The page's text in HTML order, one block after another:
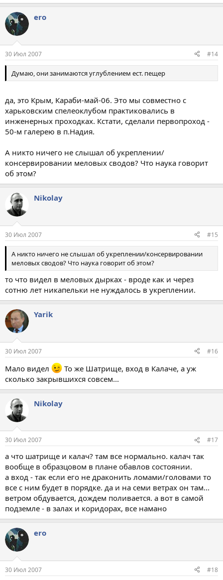
ero
30 Июл 2007 #14
Думаю, они занимаются углублением ест. пещер
да, это Крым, Караби-май-06. Это мы совместно с
харьковским спелеоклубом практиковались в
инженерных проходках. Кстати, сделали первопроход -
50-м галерею в п.Надия.
А никто ничего не слышал об укреплении/
консервировании меловых сводов? Что наука говорит
об этом?
Nikolay
30 Июл 2007 #15
А никто ничего не слышал об укреплении/консервировании
меловых сводов? Что наука говорит об этом?
то что видел в меловых дырках - вроде как и через
сотню лет никапельки не нуждалось в укреплении.
Yarik
30 Июл 2007 #16
Мало видел
То же Шатрище, вход в Калаче, а уж
сколько закрывшихся совсем...
Nikolay
30 Июл 2007 #17
а что шатрище и калач? там все нормально. калач так
вообще в образцовом в плане обавлов состоянии.
а вход - так если его не драконить ломами/головами то
все с ним будет в порядке. да и на семи ветрах он там...
ветром обдувается, дождем поливается. а вот в самой
подземле - в залах и коридорах, все намано
ero
30 Июл 2007 #18